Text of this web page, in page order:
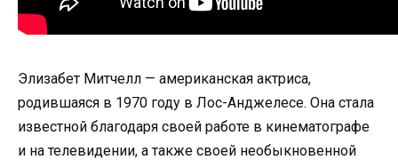
Элизабет Митчелл — американская актриса,
родившаяся в 1970 году в Лос-Анджелесе. Она стала
известной благодаря своей работе в кинематографе
и на телевидении, а также своей необыкновенной